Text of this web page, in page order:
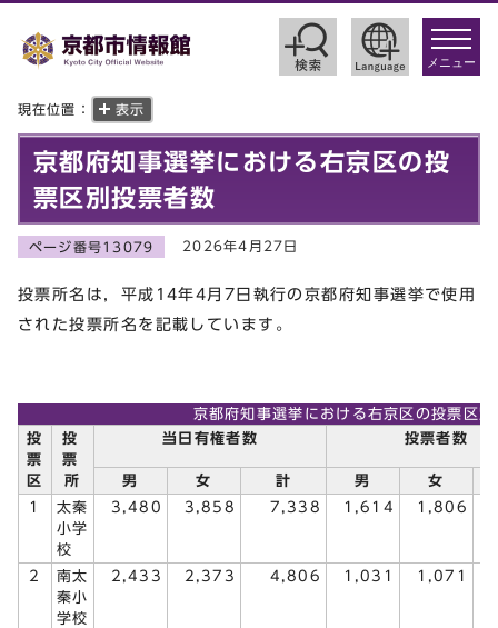
toggle
メニュー
現在位置： 表示
京都府知事選挙における右京区の投
票区別投票者数
ページ番号13079 2026年4月27日
投票所名は，平成14年4月7日執行の京都府知事選挙で使用
された投票所名を記載しています。
京都府知事選挙における右京区の投票区
投
票
区
投
票
所
当日有権者数 投票者数
男 女 計 男
女
1
太秦
小学
校
3,480 3,858 7,338 1,614 1,806
2
南太
秦小
学校
2,433 2,373 4,806 1,031 1,071